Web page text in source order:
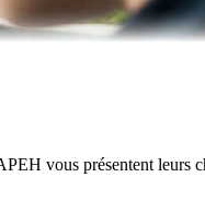
vous présentent leurs